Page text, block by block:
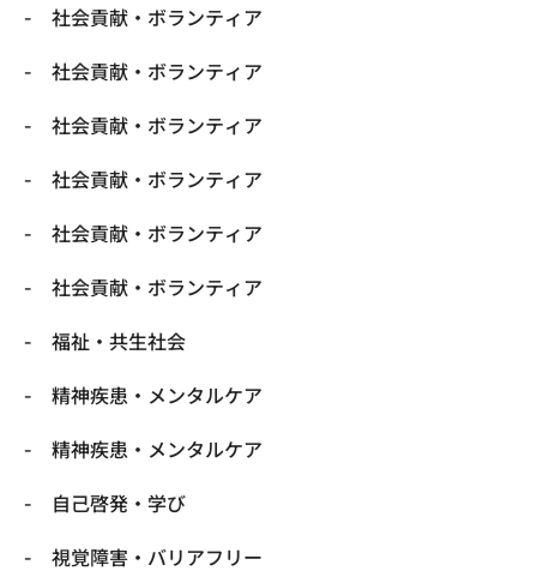
社会貢献・ボランティア
社会貢献・ボランティア
社会貢献・ボランティア
社会貢献・ボランティア
社会貢献・ボランティア
社会貢献・ボランティア
福祉・共生社会
精神疾患・メンタルケア
精神疾患・メンタルケア
自己啓発・学び
視覚障害・バリアフリー